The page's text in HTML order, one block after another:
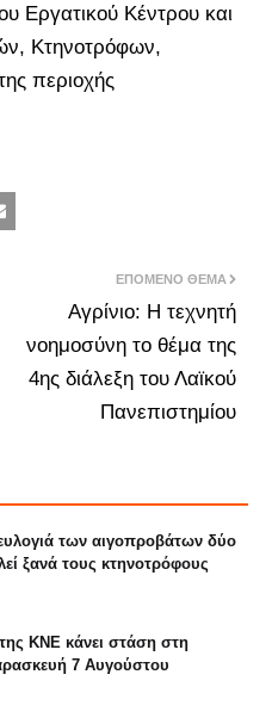
Εργατικού Κέντρου και
Κτηνοτρόφων,
περιοχής
ΕΠΌΜΕΝΟ ΘΈΜΑ
Αγρίνιο: Η τεχνητή
νοημοσύνη το θέμα της
4ης διάλεξη του Λαϊκού
Πανεπιστημίου
των αιγοπροβάτων δύο
ξανά τους κτηνοτρόφους
ΚΝΕ κάνει στάση στη
7 Αυγούστου